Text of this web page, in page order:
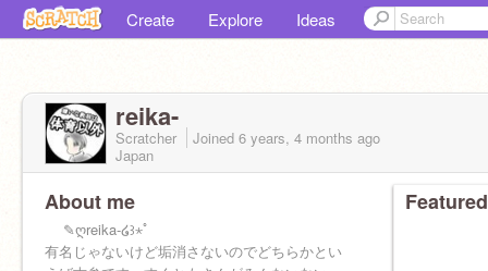
Create Explore Ideas
reika-
Scratcher Joined 6 years, 4 months ago
Japan
About me
✎ღreika-໒꒱⋆ﾟ
有名じゃないけど垢消さないのでどちらかとい